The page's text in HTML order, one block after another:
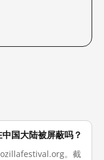
国大陆被屏蔽吗？
。截